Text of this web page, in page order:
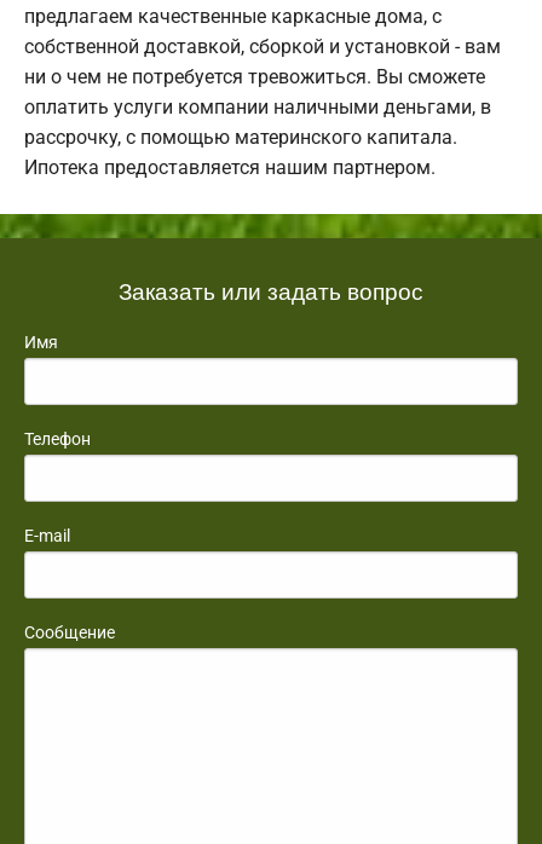
предлагаем качественные каркасные дома, с
собственной доставкой, сборкой и установкой - вам
ни о чем не потребуется тревожиться. Вы сможете
оплатить услуги компании наличными деньгами, в
рассрочку, с помощью материнского капитала.
Ипотека предоставляется нашим партнером.
Заказать или задать вопрос
Имя
Телефон
E-mail
Сообщение